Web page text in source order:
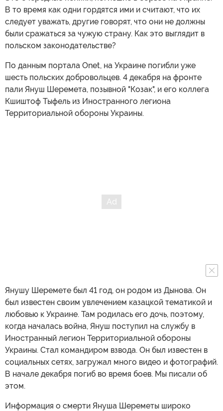
В то время как одни гордятся ими и считают, что их
следует уважать, другие говорят, что они не должны
были сражаться за чужую страну. Как это выглядит в
польском законодательстве?
По данным портала Onet, на Украине погибли уже
шесть польских добровольцев. 4 декабря на фронте
пали Януш Шеремета, позывной "Козак", и его коллега
Кшиштоф Тыфель из Иностранного легиона
Территориальной обороны Украины.
Янушу Шеремете был 41 год, он родом из Дынова. Он
был известен своим увлечением казацкой тематикой и
любовью к Украине. Там родилась его дочь, поэтому,
когда началась война, Януш поступил на службу в
Иностранный легион Территориальной обороны
Украины. Стал командиром взвода. Он был известен в
социальных сетях, загружал много видео и фотографий.
В начале декабря погиб во время боев. Мы писали об
этом.
Информация о смерти Януша Шереметы широко